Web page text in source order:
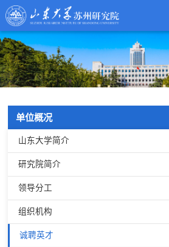
单位概况
山东大学简介
研究院简介
领导分工
组织机构
诚聘英才